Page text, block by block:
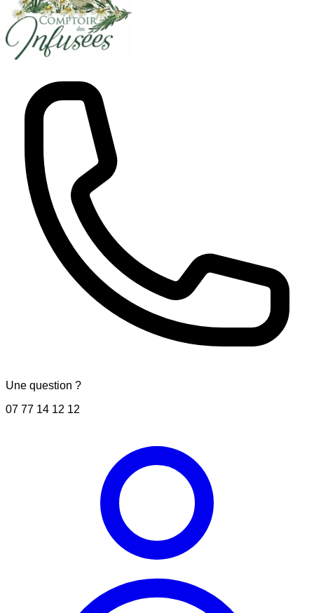
Une question ?
07 77 14 12 12